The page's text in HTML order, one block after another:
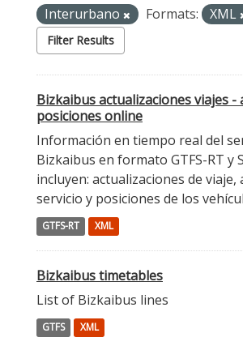
Interurbano
Formats: XML
Filter Results
Bizkaibus actualizaciones viajes -
posiciones online
Información en tiempo real del
Bizkaibus en formato GTFS-RT y
incluyen: actualizaciones de viaje,
servicio y posiciones de los
GTFS-RT XML
Bizkaibus timetables
List of Bizkaibus lines
GTFS XML